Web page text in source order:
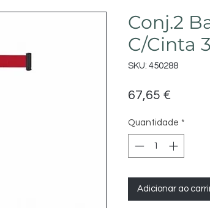
Conj.2
C/Cinta
SKU: 450288
67,65 €
Quantidade *
Adicionar ao